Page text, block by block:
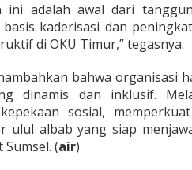
ini adalah awal dari
kaderisasi dan
di OKU Timur,” tegasnya.
bahwa organisasi
dinamis dan inklusif.
sosial,
ulul albab yang siap
(air)